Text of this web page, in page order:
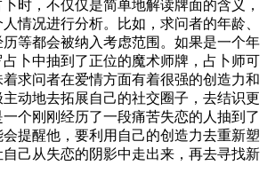
时，不仅仅是简单地解读牌面的含义，
情况进行分析。比如，求问者的年龄、
等都会被纳入考虑范围。如果是一个年
卜中抽到了正位的魔术师牌，占卜师可
求问者在爱情方面有着很强的创造力和
动地去拓展自己的社交圈子，去结识更
个刚刚经历了一段痛苦失恋的人抽到了
提醒他，要利用自己的创造力去重新塑
己从失恋的阴影中走出来，再去寻找新